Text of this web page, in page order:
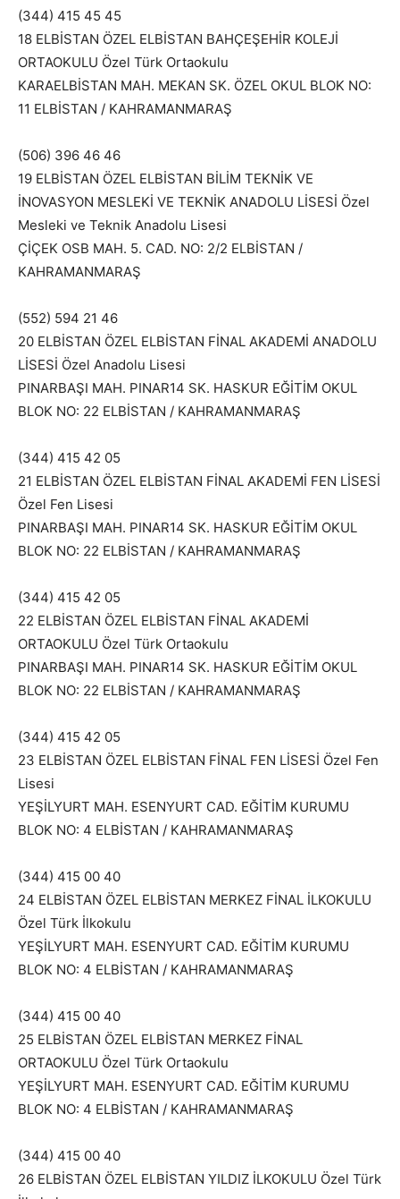
(344) 415 45 45
18 ELBİSTAN ÖZEL ELBİSTAN BAHÇEŞEHİR KOLEJİ
ORTAOKULU Özel Türk Ortaokulu
KARAELBİSTAN MAH. MEKAN SK. ÖZEL OKUL BLOK NO:
11 ELBİSTAN / KAHRAMANMARAŞ
(506) 396 46 46
19 ELBİSTAN ÖZEL ELBİSTAN BİLİM TEKNİK VE
İNOVASYON MESLEKİ VE TEKNİK ANADOLU LİSESİ Özel
Mesleki ve Teknik Anadolu Lisesi
ÇİÇEK OSB MAH. 5. CAD. NO: 2/2 ELBİSTAN /
KAHRAMANMARAŞ
(552) 594 21 46
20 ELBİSTAN ÖZEL ELBİSTAN FİNAL AKADEMİ ANADOLU
LİSESİ Özel Anadolu Lisesi
PINARBAŞI MAH. PINAR14 SK. HASKUR EĞİTİM OKUL
BLOK NO: 22 ELBİSTAN / KAHRAMANMARAŞ
(344) 415 42 05
21 ELBİSTAN ÖZEL ELBİSTAN FİNAL AKADEMİ FEN LİSESİ
Özel Fen Lisesi
PINARBAŞI MAH. PINAR14 SK. HASKUR EĞİTİM OKUL
BLOK NO: 22 ELBİSTAN / KAHRAMANMARAŞ
(344) 415 42 05
22 ELBİSTAN ÖZEL ELBİSTAN FİNAL AKADEMİ
ORTAOKULU Özel Türk Ortaokulu
PINARBAŞI MAH. PINAR14 SK. HASKUR EĞİTİM OKUL
BLOK NO: 22 ELBİSTAN / KAHRAMANMARAŞ
(344) 415 42 05
23 ELBİSTAN ÖZEL ELBİSTAN FİNAL FEN LİSESİ Özel Fen
Lisesi
YEŞİLYURT MAH. ESENYURT CAD. EĞİTİM KURUMU
BLOK NO: 4 ELBİSTAN / KAHRAMANMARAŞ
(344) 415 00 40
24 ELBİSTAN ÖZEL ELBİSTAN MERKEZ FİNAL İLKOKULU
Özel Türk İlkokulu
YEŞİLYURT MAH. ESENYURT CAD. EĞİTİM KURUMU
BLOK NO: 4 ELBİSTAN / KAHRAMANMARAŞ
(344) 415 00 40
25 ELBİSTAN ÖZEL ELBİSTAN MERKEZ FİNAL
ORTAOKULU Özel Türk Ortaokulu
YEŞİLYURT MAH. ESENYURT CAD. EĞİTİM KURUMU
BLOK NO: 4 ELBİSTAN / KAHRAMANMARAŞ
(344) 415 00 40
26 ELBİSTAN ÖZEL ELBİSTAN YILDIZ İLKOKULU Özel Türk